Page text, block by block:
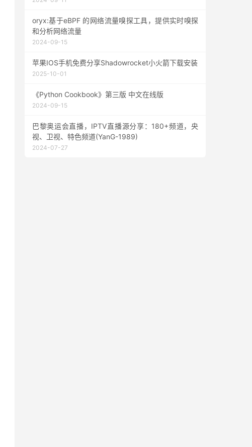
oryx:基于eBPF 的网络流量嗅探工具，提供实时嗅探
和分析网络流量
2024-09-15
苹果IOS手机免费分享Shadowrocket小火箭下载安装
2025-10-01
《Python Cookbook》第三版 中文在线版
2024-09-15
巴黎奥运会直播，IPTV直播源分享：180+频道，央
视、卫视、特色频道(YanG-1989)
2024-07-27